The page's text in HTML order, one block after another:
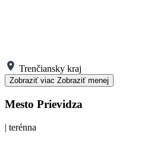
Trenčiansky kraj
Zobraziť viac Zobraziť menej
Mesto Prievidza
| terénna